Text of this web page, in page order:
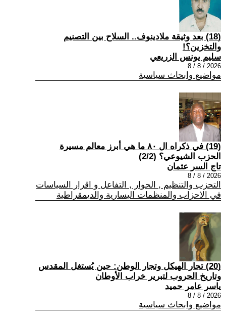
(18) بعد وثيقة ملادينوف.. السلاح بين التصنيم
والتخزين؟!
سليم يونس الزريعي
2026 / 8 / 8
مواضيع وابحاث سياسية
(19) في ذكراه ال ٨٠ ما هي أبرز معالم مسيرة
الحزب الشيوعي؟ (2/2)
تاج السر عثمان
2026 / 8 / 8
التحزب والتنظيم , الحوار , التفاعل و اقرار السياسات
في الاحزاب والمنظمات اليسارية والديمقراطية
(20) تجار الهيكل وتجار الوطن: حين يُستغل المقدس
وتاريخ الحروب لتبرير خراب الأوطان
ياسر عامر حميد
2026 / 8 / 8
مواضيع وابحاث سياسية